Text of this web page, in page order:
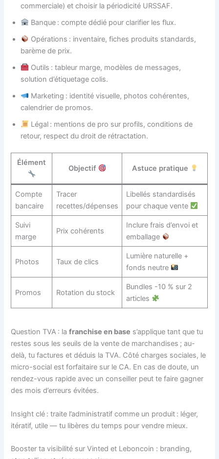
commerciale) et choisir la périodicité URSSAF.
Banque : compte dédié pour clarifier les flux.
Opérations : inventaire, fiches produits standards,
barème de prix.
Outils : tableur marge, modèles de messages,
solution d’étiquetage colis.
Marketing : identité visuelle, photos cohérentes,
calendrier de promos.
Légal : mentions de pro sur profils, conditions de
retour, respect du droit de rétractation.
Élément
Objectif Astuce pratique
Compte
bancaire
Tracer
recettes/dépenses
Libellés standardisés
pour chaque vente
Suivi
marge
Prix cohérents
Inclure frais d’envoi et
emballage
Photos Taux de clics
Lumière naturelle +
fonds neutre
Promos Rotation du stock
Bundles -10 % sur 2
articles
Question TVA : lafranchise en base s’applique tant que tu
restes sous les seuils de la vente de marchandises ; au-
delà, tu factures et déduis la TVA. Côté charges sociales, le
micro-social est forfaitaire sur le CA. En cas de doute, un
rendez-vous rapide avec un conseiller peut te faire gagner
des mois d’erreurs évitées.
Insight clé : traite l’administratif comme un produit : léger,
itératif, utile — tu libères du temps pour vendre mieux.
Booster ta visibilité sur Vinted et Leboncoin : branding,